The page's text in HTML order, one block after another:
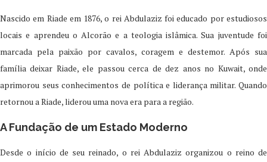
Nascido em Riade em 1876, o rei Abdulaziz foi educado por estudiosos
locais e aprendeu o Alcorão e a teologia islâmica. Sua juventude foi
marcada pela paixão por cavalos, coragem e destemor. Após sua
família deixar Riade, ele passou cerca de dez anos no Kuwait, onde
aprimorou seus conhecimentos de política e liderança militar. Quando
retornou a Riade, liderou uma nova era para a região.
A Fundação de um Estado Moderno
Desde o início de seu reinado, o rei Abdulaziz organizou o reino de